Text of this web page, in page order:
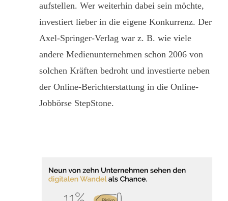
aufstellen. Wer weiterhin dabei sein möchte,
investiert lieber in die eigene Konkurrenz. Der
Axel-Springer-Verlag war z. B. wie viele
andere Medienunternehmen schon 2006 von
solchen Kräften bedroht und investierte neben
der Online-Berichterstattung in die Online-
Jobbörse StepStone.